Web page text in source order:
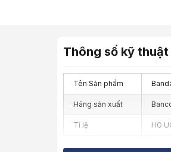
Thông số kỹ thuật
Tên Sản phẩm
Hãng sản xuất
Tỉ lệ HG